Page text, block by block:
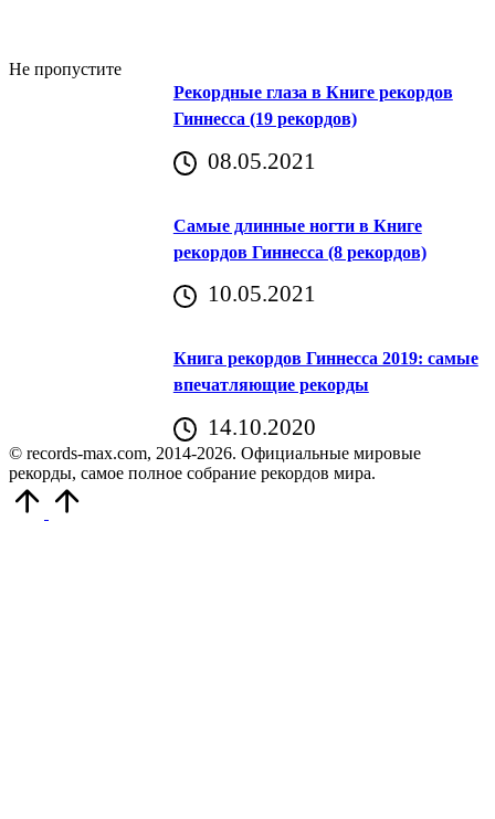
Не пропустите
Рекордные глаза в Книге рекордов
Гиннесса (19 рекордов)
08.05.2021
Самые длинные ногти в Книге
рекордов Гиннесса (8 рекордов)
10.05.2021
Книга рекордов Гиннесса 2019: самые
впечатляющие рекорды
14.10.2020
© records-max.com, 2014-2026. Официальные мировые
рекорды, самое полное собрание рекордов мира.